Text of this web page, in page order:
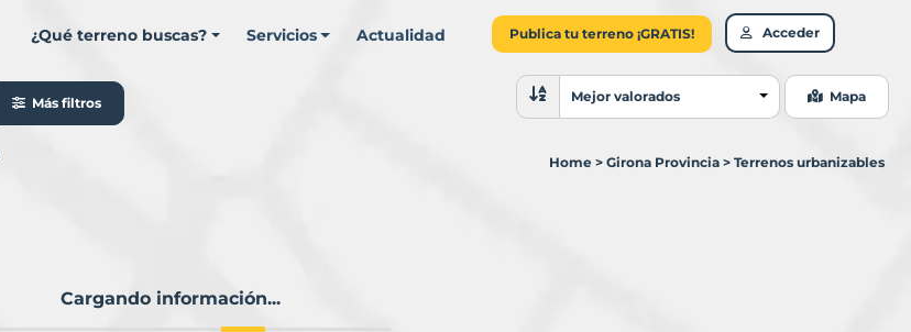
¿Qué terreno buscas? Servicios Actualidad Publica tu terreno ¡GRATIS! Acceder
Más filtros
Ordenar resultados
Mejor valorados Mapa
Home > Girona Provincia > Terrenos urbanizables
Cargando información...